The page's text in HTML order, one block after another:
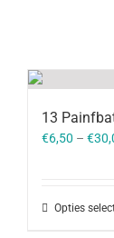
13
€6,50 – €
Opties